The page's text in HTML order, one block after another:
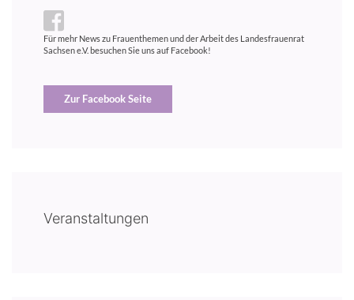
Für mehr News zu Frauenthemen und der Arbeit des Landesfrauenrat
Sachsen e.V. besuchen Sie uns auf Facebook!
Zur Facebook Seite
Veranstaltungen